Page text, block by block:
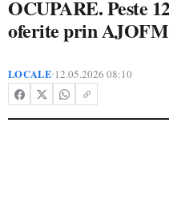
OCUPARE. Peste
oferite prin
LOCALE•12.05.2026 08:10